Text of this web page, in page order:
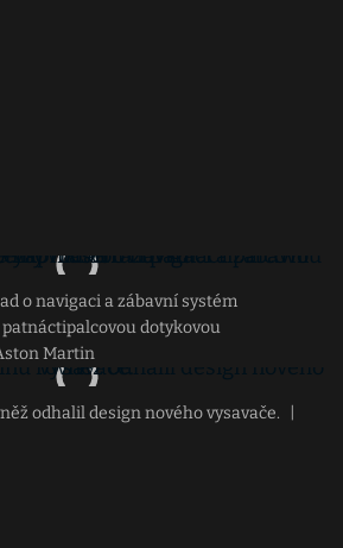
o navigaci a zábavní systém
dotykovou
Martin
odhalil design nového vysavače.